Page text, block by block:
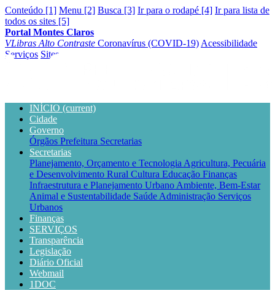
Conteúdo [1] Menu [2] Busca [3] Ir para o rodapé [4] Ir para lista de
todos os sites [5]
Portal Montes Claros
VLibras Alto Contraste Coronavírus (COVID-19) Acessibilidade
Serviços Sites
INÍCIO (current)
Cidade
Governo
Órgãos Prefeitura Secretarias
Secretarias
Planejamento, Orçamento e Tecnologia Agricultura, Pecuária
e Desenvolvimento Rural Cultura Educação Finanças
Infraestrutura e Planejamento Urbano Ambiente, Bem-Estar
Animal e Sustentabilidade Saúde Administração Serviços
Urbanos
Finanças
SERVIÇOS
Transparência
Legislação
Diário Oficial
Webmail
1DOC